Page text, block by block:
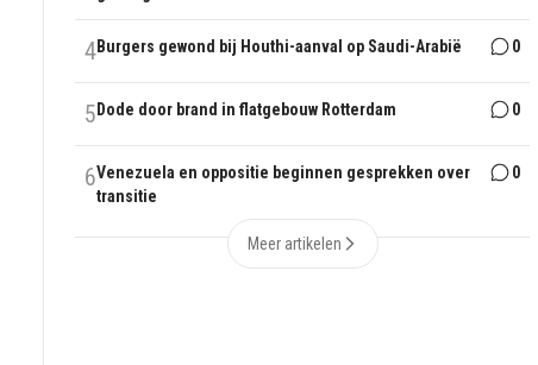
4Burgers gewond bij Houthi-aanval op Saudi-Arabië 0
5 Dode door brand in flatgebouw Rotterdam 0
6Venezuela en oppositie beginnen gesprekken over
transitie
0
Meer artikelen